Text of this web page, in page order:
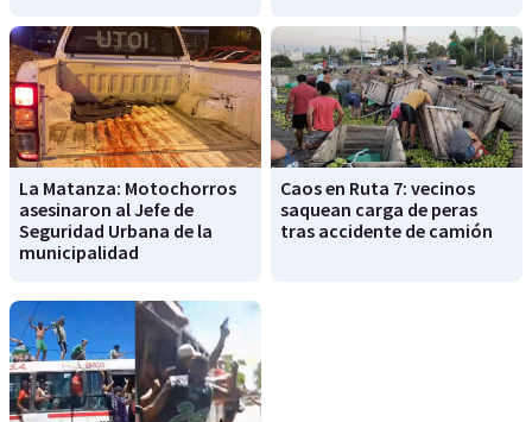
La Matanza: Motochorros
asesinaron al Jefe de
Seguridad Urbana de la
municipalidad
Caos en Ruta 7: vecinos
saquean carga de peras
tras accidente de camión